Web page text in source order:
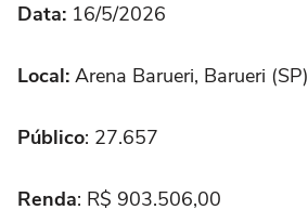
Data: 16/5/2026
Local: Arena Barueri, Barueri (SP)
Público: 27.657
Renda: R$ 903.506,00